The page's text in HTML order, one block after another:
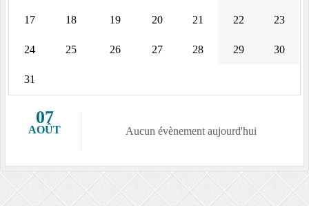
17 18 19 20 21 22 23
24 25 26 27 28 29 30
31
07
AOÛT Aucun évènement aujourd'hui